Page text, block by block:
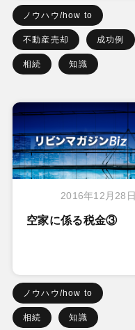
ノウハウ/how to
不動産売却 成功例
相続 知識
2016年12月28日
空家に係る税金③
ノウハウ/how to
相続 知識